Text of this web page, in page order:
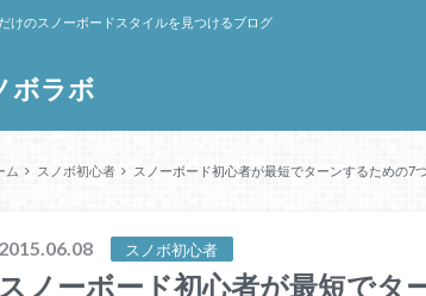
ボラボ
けのスノーボードスタイルを見つけるブログ
ム スノボ初心者 スノーボード初心者が最短でターンするための7
2015.06.08 スノボ初心者
スノーボード初心者が最短でタ